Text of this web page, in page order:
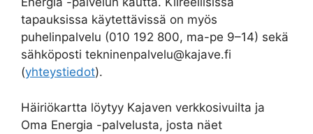
tapauksissa käytettävissä on myös
puhelinpalvelu (010 192 800, ma-pe 9–14) sekä
sähköposti tekninenpalvelu@kajave.fi
(yhteystiedot).
Häiriökartta löytyy Kajaven verkkosivuilta ja
Oma Energia -palvelusta, josta näet